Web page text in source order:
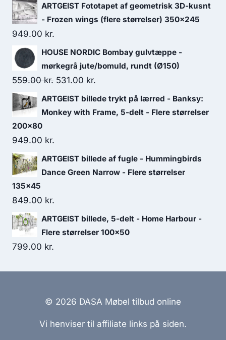
ARTGEIST Fototapet af geometrisk 3D-kusnt
- Frozen wings (flere størrelser) 350x245
949.00 kr.
HOUSE NORDIC Bombay gulvtæppe -
mørkegrå jute/bomuld, rundt (Ø150)
559.00kr. 531.00 kr.
ARTGEIST billede trykt på lærred - Banksy:
Monkey with Frame, 5-delt - Flere størrelser
200x80
949.00 kr.
ARTGEIST billede af fugle - Hummingbirds
Dance Green Narrow - Flere størrelser
135x45
849.00 kr.
ARTGEIST billede, 5-delt - Home Harbour -
Flere størrelser 100x50
799.00 kr.
© 2026 DASA Møbel tilbud online
Vi henviser til affiliate links på siden.